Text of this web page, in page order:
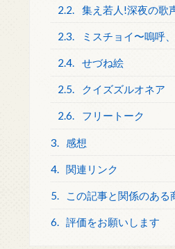
2.2. 集え若人!深夜の歌
2.3. ミスチョイ〜嗚呼
2.4. せづね絵
2.5. クイズズルオネア
2.6. フリートーク
3. 感想
4. 関連リンク
5. この記事と関係のある
6. 評価をお願いします